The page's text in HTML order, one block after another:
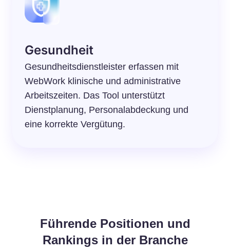
Gesundheit
Gesundheitsdienstleister erfassen mit
WebWork klinische und administrative
Arbeitszeiten. Das Tool unterstützt
Dienstplanung, Personalabdeckung und
eine korrekte Vergütung.
Führende Positionen und
Rankings in der Branche